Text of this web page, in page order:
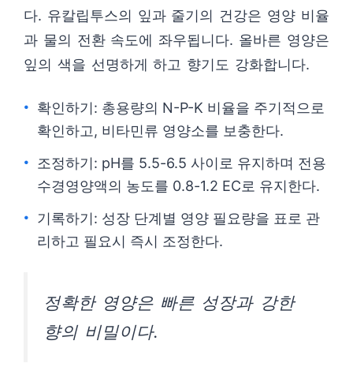
다. 유칼립투스의 잎과 줄기의 건강은 영양 비율
과 물의 전환 속도에 좌우됩니다. 올바른 영양은
잎의 색을 선명하게 하고 향기도 강화합니다.
확인하기: 총용량의 N-P-K 비율을 주기적으로
확인하고, 비타민류 영양소를 보충한다.
조정하기: pH를 5.5-6.5 사이로 유지하며 전용
수경영양액의 농도를 0.8-1.2 EC로 유지한다.
기록하기: 성장 단계별 영양 필요량을 표로 관
리하고 필요시 즉시 조정한다.
정확한 영양은 빠른 성장과 강한
향의 비밀이다.